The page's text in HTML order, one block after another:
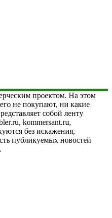
проектом. На этом
не покупают, ни какие
собой ленту
kommersant.ru,
без искажения,
публикуемых новостей